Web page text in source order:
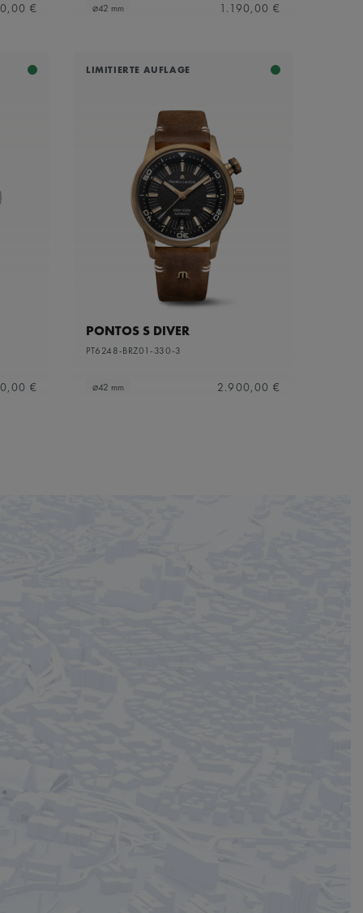
€ ⌀42 mm 1.190,00 €
€
LIMITIERTE AUFLAGE
PONTOS S DIVER
PT6248-BRZ01-330-3
⌀42 mm 2.900,00 €